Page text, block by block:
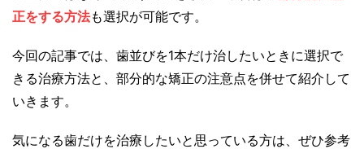
正をする方法も選択が可能です。
今回の記事では、歯並びを1本だけ治したいときに選択で
きる治療方法と、部分的な矯正の注意点を併せて紹介して
いきます。
気になる歯だけを治療したいと思っている方は、ぜひ参考